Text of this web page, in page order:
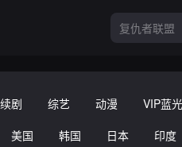
剧 综艺 动漫
VIP蓝
美国 韩国 日本 印度